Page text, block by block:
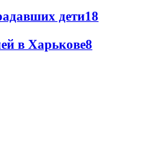
дети18
в Харькове8